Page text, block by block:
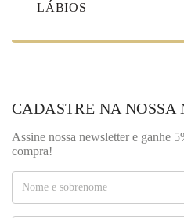
LÁBIOS
CADASTRE NA NOSSA
Assine nossa newsletter e ganhe
compra!